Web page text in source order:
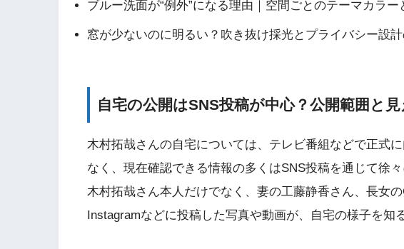
ブルー洗面が“例外”になる理由｜空間ごとのテーマカラー
窓が少ないのに明るい？吹き抜け採光とプライバシー設
自宅の公開はSNS投稿が中心？公開範囲と
木村拓哉さんの自宅については、テレビ番組などで正式
なく、現在確認できる情報の多くはSNS投稿を通じて徐
木村拓哉さん本人だけでなく、妻の工藤静香さん、長女
Instagramなどに投稿した写真や動画が、自宅の様子を知